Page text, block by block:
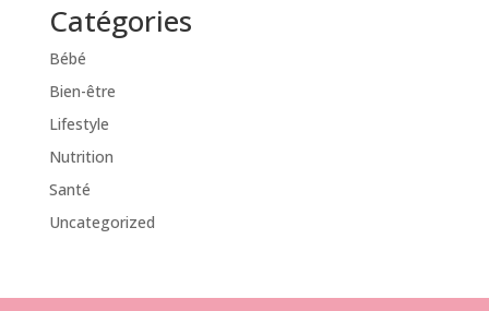
Catégories
Bébé
Bien-être
Lifestyle
Nutrition
Santé
Uncategorized